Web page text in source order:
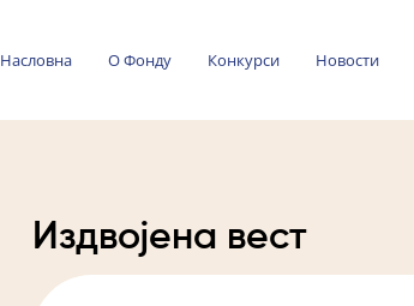
Насловна О Фонду Конкурси Новости
Издвојена вест